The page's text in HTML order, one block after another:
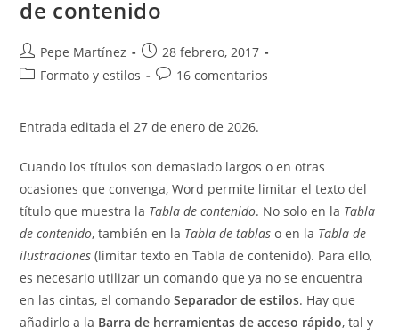
En
Los
De
Las
Ilustraciones
Y
de contenido
Autor
de
Pepe Martínez
Publicación
de
28 febrero, 2017
Categoría
entrada:
Formato y estilos
Comentarios
entrada:
16 comentarios
Entrada editada el 27 de enero de 2026.
Cuando los títulos son demasiado largos o en otras
ocasiones que convenga, Word permite limitar el texto del
título que muestra la Tabla de contenido. No solo en la Tabla
de contenido, también en la Tabla de tablas o en la Tabla de
ilustraciones (limitar texto en Tabla de contenido). Para ello,
es necesario utilizar un comando que ya no se encuentra
en las cintas, el comandoSeparador de estilos. Hay que
añadirlo a la Barra de herramientas de acceso rápido, tal y